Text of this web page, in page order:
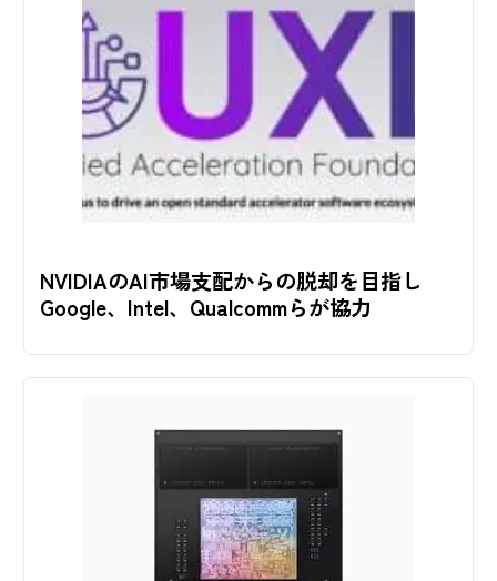
NVIDIAのAI市場支配からの脱却を目指し
Google、Intel、Qualcommらが協力